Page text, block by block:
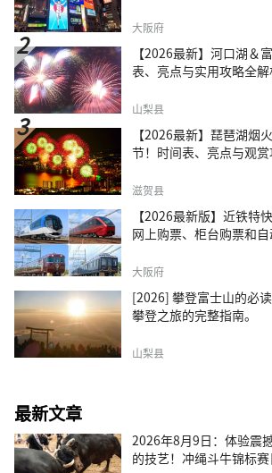
大阪府
【2026最新】河口湖＆
表、亮点与实用攻略全
山梨县
【2026最新】琵琶湖烟
节！时间表、亮点与观
滋贺县
【2026最新版】近铁特
网上购票、柜台购票和
大阪府
[2026] 攀登富士山的必
攀登之旅的完整指南。
山梨县
最新文章
2026年8月9日：体验震
的技艺！冲绳斗牛锦标